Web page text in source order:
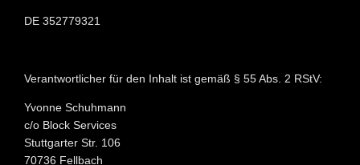
DE 352779321
Verantwortlicher für den Inhalt ist gemäß § 55 Abs. 2 RStV:
Yvonne Schuhmann
c/o Block Services
Stuttgarter Str. 106
70736 Fellbach